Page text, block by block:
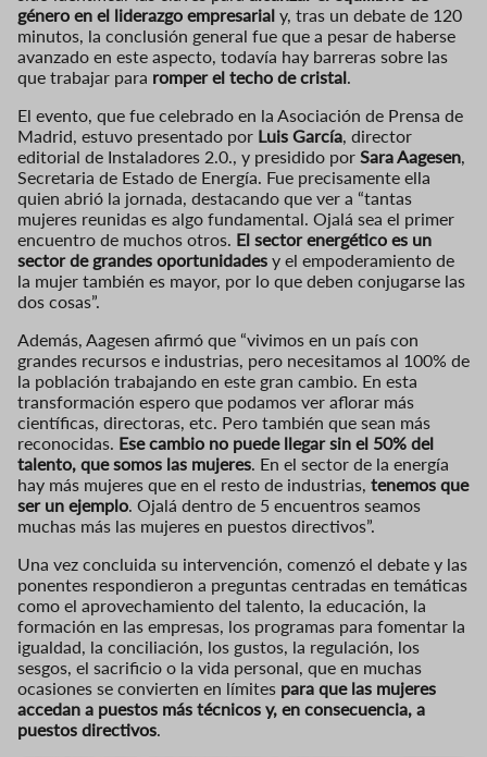
género en el liderazgo empresarial y, tras un debate de 120
minutos, la conclusión general fue que a pesar de haberse
avanzado en este aspecto, todavía hay barreras sobre las
que trabajar para romper el techo de cristal
El evento, que fue celebrado en la Asociación de Prensa de
Madrid, estuvo presentado por Luis García , director
editorial de Instaladores 2.0., y presidido por Sara Aagesen
Secretaria de Estado de Energía. Fue precisamente ella
quien abrió la jornada, destacando que ver a “tantas
mujeres reunidas es algo fundamental. Ojalá sea el primer
encuentro de muchos otros. El sector energético es un
sector de grandes oportunidades y el empoderamiento de
la mujer también es mayor, por lo que deben conjugarse las
dos cosas”.
Además, Aagesen afirmó que “vivimos en un país con
grandes recursos e industrias, pero necesitamos al 100% de
la población trabajando en este gran cambio. En esta
transformación espero que podamos ver aflorar más
científicas, directoras, etc. Pero también que sean más
reconocidas. Ese cambio no puede llegar sin el 50% del
talento, que somos las mujeres . En el sector de la energía
hay más mujeres que en el resto de industrias, tenemos que
ser un ejemplo . Ojalá dentro de 5 encuentros seamos
muchas más las mujeres en puestos directivos”.
Una vez concluida su intervención, comenzó el debate y las
ponentes respondieron a preguntas centradas en temáticas
como el aprovechamiento del talento, la educación, la
formación en las empresas, los programas para fomentar la
igualdad, la conciliación, los gustos, la regulación, los
sesgos, el sacrificio o la vida personal, que en muchas
ocasiones se convierten en límites para que las mujeres
accedan a puestos más técnicos y, en consecuencia, a
puestos directivos